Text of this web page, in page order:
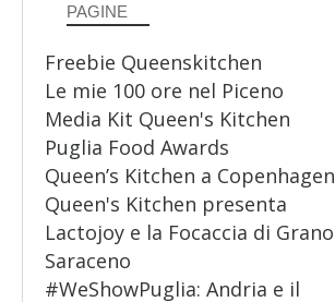
PAGINE
Freebie Queenskitchen
Le mie 100 ore nel Piceno
Media Kit Queen's Kitchen
Puglia Food Awards
Queen’s Kitchen a Copenhagen
Queen's Kitchen presenta
Lactojoy e la Focaccia di Grano
Saraceno
#WeShowPuglia: Andria e il